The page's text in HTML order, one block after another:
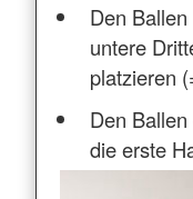
Den
untere
platzieren
Den
die erste